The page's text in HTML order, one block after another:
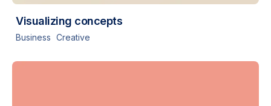
Visualizing concepts
Business Creative